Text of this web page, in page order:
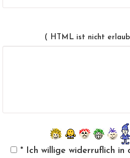
( HTML ist nicht
* Ich willige widerruflich in